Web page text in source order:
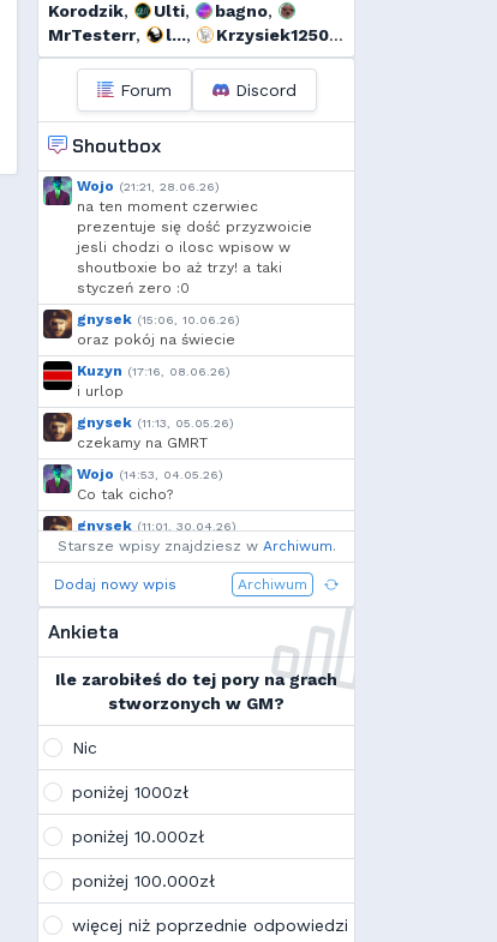
Korodzik, Ulti, bagno,
MrTesterr, l..., Krzysiek1250,
Shockah
Forum
Discord
Shoutbox
Wojo (21:21, 28.06.26)
na ten moment czerwiec
prezentuje się dość przyzwoicie
jesli chodzi o ilosc wpisow w
shoutboxie bo aż trzy! a taki
styczeń zero :0
gnysek (15:06, 10.06.26)
oraz pokój na świecie
Kuzyn (17:16, 08.06.26)
i urlop
gnysek (11:13, 05.05.26)
czekamy na GMRT
Wojo (14:53, 04.05.26)
Co tak cicho?
gnysek (11:01, 30.04.26)
Grill panie, grill.
Wojo
(14:18, 29.04.26)
Jak planujecie spędzić najbliższą
Ja zainstalowałem sobie Linux mint
na swoim laptopie
Wojo
Tak, po zmianach gmclan przeżywa
wskazują, że ten rok będzie rokiem
Linuxa, rokiem odejścia od
discorda na rzecz forów
internetowych
K Kamilek
Ale klimat tu znowu wrócić!
Starsze wpisy znajdziesz w Archiwum.
Dodaj nowy wpis Archiwum
Ankieta
Ile zarobiłeś do tej pory na grach
stworzonych w GM?
Nic
poniżej 1000zł
poniżej 10.000zł
poniżej 100.000zł
więcej niż poprzednie odpowiedzi